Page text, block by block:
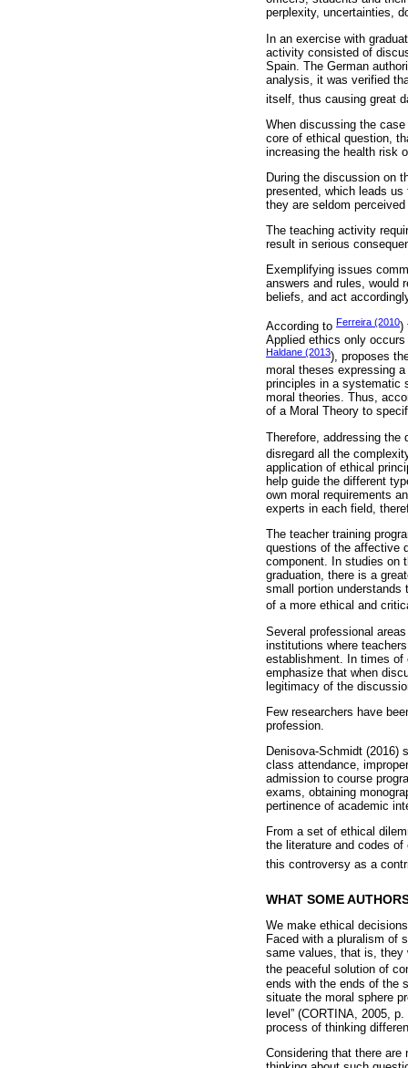
perplexity, uncertainties,
In an exercise with
activity consisted of
Spain. The German
analysis, it was verified
itself, thus causing great
When discussing the
core of ethical question,
increasing the health risk
During the discussion on
presented, which leads
they are seldom
The teaching activity
result in serious
Exemplifying issues
answers and rules, would
beliefs, and act
According to Ferreira (2010)
Applied ethics only
Haldane (2013), proposes
moral theses expressing
principles in a systematic
moral theories. Thus,
of a Moral Theory to
Therefore, addressing
disregard all the
application of ethical
help guide the different
own moral requirements
experts in each field,
The teacher training
questions of the affective
component. In studies on
graduation, there is a
small portion understands
of a more ethical and
Several professional
institutions where
establishment. In times of
emphasize that when
legitimacy of the
Few researchers have
profession.
Denisova-Schmidt (2016)
class attendance,
admission to course
exams, obtaining
pertinence of academic
From a set of ethical
the literature and codes
this controversy as a
WHAT SOME
We make ethical
Faced with a pluralism of
same values, that is, they
the peaceful solution of
ends with the ends of the
situate the moral sphere
level” (CORTINA, 2005,
process of thinking
Considering that there